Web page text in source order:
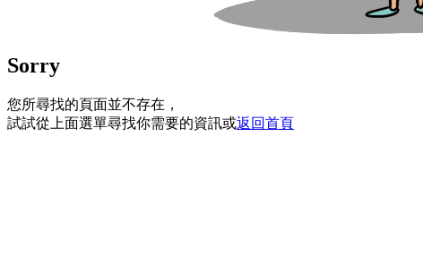
Sorry
您所尋找的頁面並不存在，
試試從上面選單尋找你需要的資訊或返回首頁